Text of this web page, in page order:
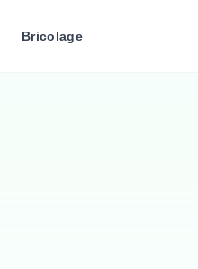
Bricolage